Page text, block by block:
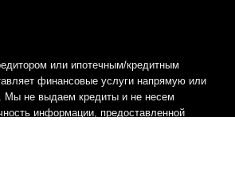
или ипотечным/кредитным
финансовые услуги напрямую или
Мы не выдаем кредиты и не несем
информации, предоставленной